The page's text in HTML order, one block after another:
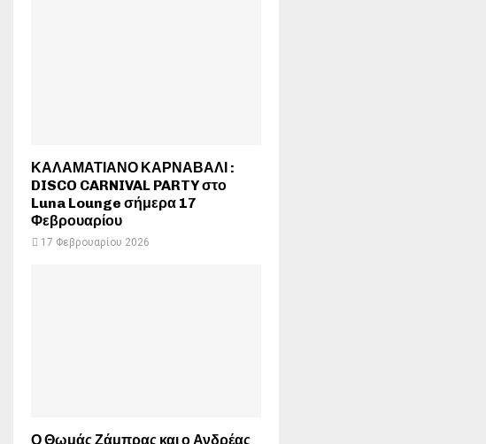
ΚΑΛΑΜΑΤΙΑΝΟ ΚΑΡΝΑΒΑΛΙ :
DISCO CARNIVAL PARTY στο
Luna Lounge σήμερα 17
Φεβρουαρίου
17 Φεβρουαρίου 2026
Ο Θωμάς Ζάμπρας και ο Ανδρέας